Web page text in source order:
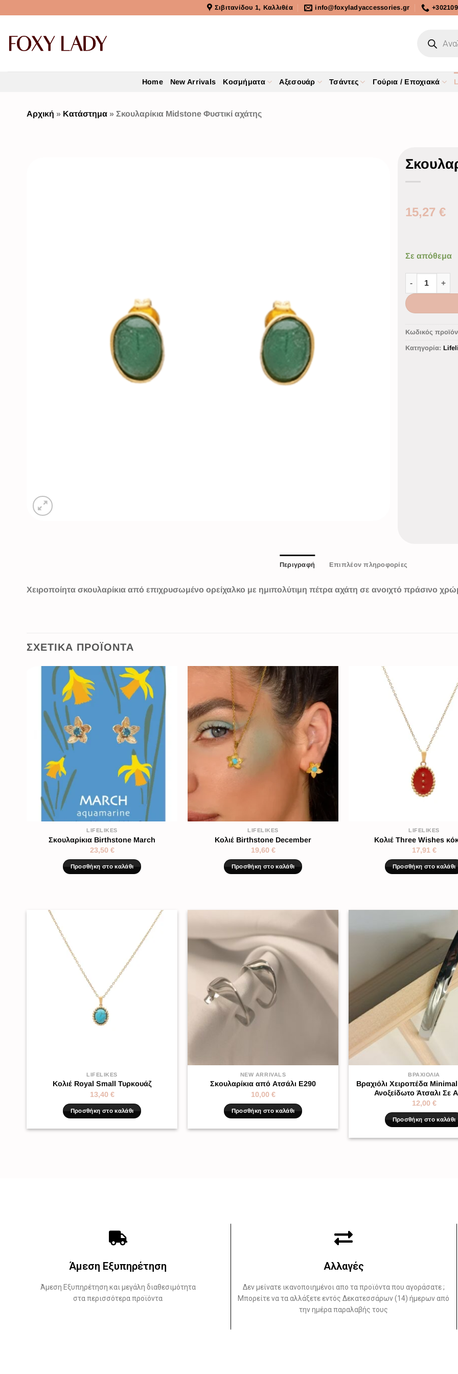
Σιβιτανίδου 1, Καλλιθέα info@foxyladyaccessories.gr
Home New Arrivals Κοσμήματα Αξεσουάρ Τσάντες Γούρια / Εποχιακά
Αρχική » Κατάστημα » Σκουλαρίκια Midstone Φυστικί αχάτης
15,27 €
Σε απόθεμα
Κωδικός
Κατηγορία:
Περιγραφή Επιπλέον πληροφορίες
Χειροποίητα σκουλαρίκια από επιχρυσωμένο ορείχαλκο με ημιπολύτιμη πέτρα αχάτη σε ανοιχτό πράσινο
ΣΧΕΤΙΚΆ ΠΡΟΪΌΝΤΑ
LIFELIKES
Σκουλαρίκια Birthstone March
23,50 €
Προσθήκη στο καλάθι
LIFELIKES
Κολιέ Birthstone December
19,60 €
Προσθήκη στο καλάθι
LIFELIKES
Κολιέ Three Wishes
17,91 €
Προσθήκη στο καλάθι
LIFELIKES
Κολιέ Royal Small Τυρκουάζ
13,40 €
Προσθήκη στο καλάθι
NEW ARRIVALS
Σκουλαρίκια από Ατσάλι Ε290
10,00 €
Προσθήκη στο καλάθι
ΒΡΑΧΙΌΛΙΑ
Βραχιόλι Χειροπέδα
Ανοξείδωτο Άτσαλι Σε
12,00 €
Προσθήκη στο καλάθι
Άμεση Εξυπηρέτηση
Άμεση Εξυπηρέτηση και μεγάλη διαθεσιμότητα
στα περισσότερα προϊόντα
Αλλαγές
Δεν μείνατε ικανοποιημένοι απο τα προϊόντα που αγοράσατε ;
Μπορείτε να τα αλλάξετε εντός Δεκατεσσάρων (14) ήμερων από
την ημέρα παραλαβής τους